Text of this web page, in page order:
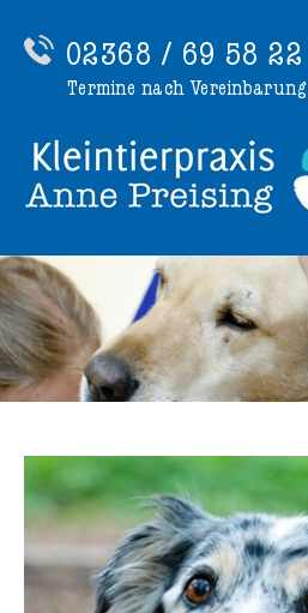
02368 / 69 58 22
Termine nach Vereinbarung